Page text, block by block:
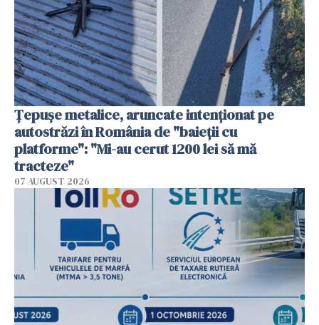
Țepușe metalice, aruncate intenționat pe
autostrăzi în România de "baieții cu
platforme": "Mi-au cerut 1200 lei să mă
tracteze"
07 AUGUST 2026